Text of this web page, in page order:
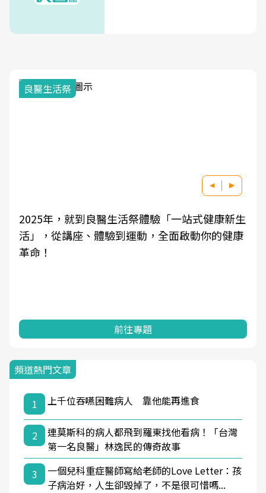
良醫生活祭
2025年，就到良醫生活祭體驗「一站式健康新生
活」，從講座、體驗到運動，全面啟動你的健康
革命！
前往專題
頻道熱門文章
1 上千位吞嚥困難病人 靠他能再進食
2
連莫斯科的病人都飛到羅東找他看病！「台灣
第一名良醫」林逸民的傳奇故事
3
一個兒科重症醫師寫給老師的Love Letter：孩
子病治好，人生卻毀掉了，不是很可惜嗎...